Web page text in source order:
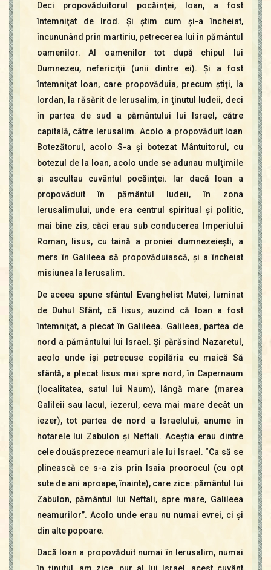
Deci propovăduitorul pocăinţei, Ioan, a fost
întemniţat de Irod. Şi ştim cum şi-a încheiat,
încununând prin martiriu, petrecerea lui în pământul
oamenilor. Al oamenilor tot după chipul lui
Dumnezeu, nefericiţii (unii dintre ei). Şi a fost
întemniţat Ioan, care propovăduia, precum ştiţi, la
Iordan, la răsărit de Ierusalim, în ţinutul Iudeii, deci
în partea de sud a pământului lui Israel, către
capitală, către Ierusalim. Acolo a propovăduit Ioan
Botezătorul, acolo S-a şi botezat Mântuitorul, cu
botezul de la Ioan, acolo unde se adunau mulţimile
şi ascultau cuvântul pocăinţei. Iar dacă Ioan a
propovăduit în pământul Iudeii, în zona
Ierusalimului, unde era centrul spiritual şi politic,
mai bine zis, căci erau sub conducerea Imperiului
Roman, Iisus, cu taină a proniei dumnezeieşti, a
mers în Galileea să propovăduiască, şi a încheiat
misiunea la Ierusalim.
De aceea spune sfântul Evanghelist Matei, luminat
de Duhul Sfânt, că Iisus, auzind că Ioan a fost
întemniţat, a plecat în Galileea. Galileea, partea de
nord a pământului lui Israel. Şi părăsind Nazaretul,
acolo unde îşi petrecuse copilăria cu maică Să
sfântă, a plecat Iisus mai spre nord, în Capernaum
(localitatea, satul lui Naum), lângă mare (marea
Galileii sau lacul, iezerul, ceva mai mare decât un
iezer), tot partea de nord a Israelului, anume în
hotarele lui Zabulon şi Neftali. Aceştia erau dintre
cele douăsprezece neamuri ale lui Israel. “Ca să se
plinească ce s-a zis prin Isaia proorocul (cu opt
sute de ani aproape, înainte), care zice: pământul lui
Zabulon, pământul lui Neftali, spre mare, Galileea
neamurilor”. Acolo unde erau nu numai evrei, ci şi
din alte popoare.
Dacă Ioan a propovăduit numai în Ierusalim, numai